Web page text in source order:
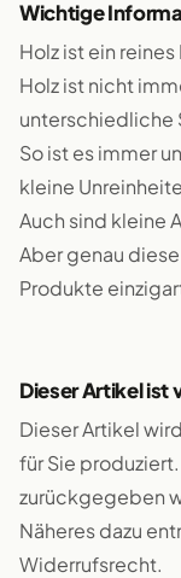
Wichtige
Holz ist ein
Holz ist nicht
unterschiedliche
So ist es immer
kleine
Auch sind kleine
Aber genau
Produkte
Dieser Artikel ist
Dieser Artikel
für Sie
zurückgegeben
Näheres dazu
Widerrufsrecht.